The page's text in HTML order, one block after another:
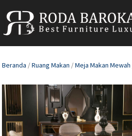
Beranda /Ruang Makan /Meja Makan Mewah